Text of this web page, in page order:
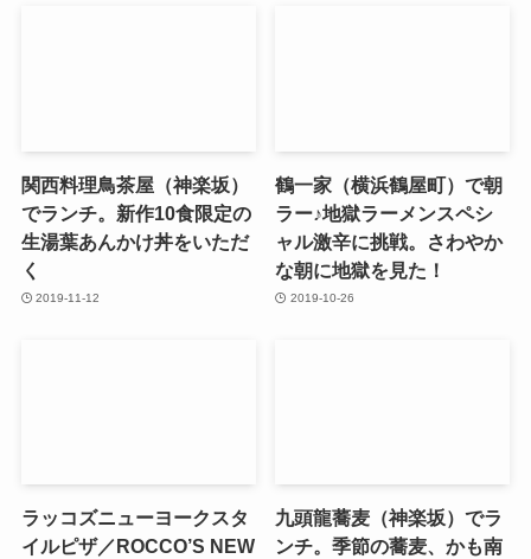
関西料理鳥茶屋（神楽坂）
でランチ。新作10食限定の
生湯葉あんかけ丼をいただ
く
2019-11-12
鶴一家（横浜鶴屋町）で朝
ラー♪地獄ラーメンスペシ
ャル激辛に挑戦。さわやか
な朝に地獄を見た！
2019-10-26
ラッコズニューヨークスタ
イルピザ／ROCCO’S NEW
九頭龍蕎麦（神楽坂）でラ
ンチ。季節の蕎麦、かも南